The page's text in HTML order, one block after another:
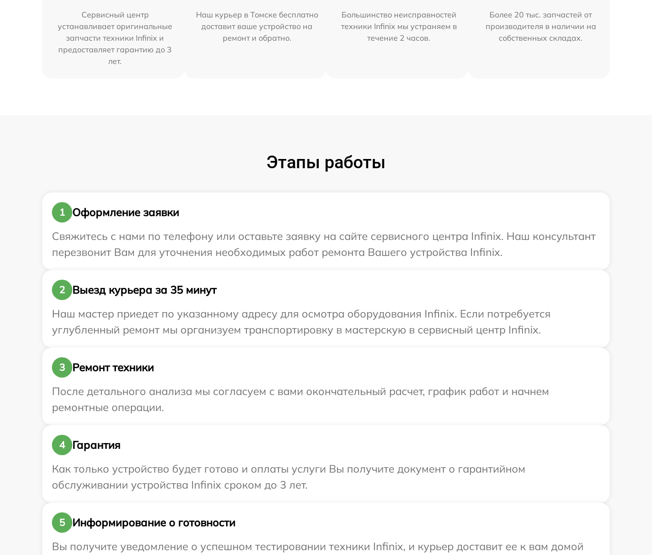
Сервисный центр
устанавливает оригинальные
запчасти техники Infinix и
предоставляет гарантию до 3
лет.
Наш курьер в Томске бесплатно
доставит ваше устройство на
ремонт и обратно.
Большинство неисправностей
техники Infinix мы устраняем в
течение 2 часов.
Более 20 тыс. запчастей от
производителя в наличии на
собственных складах.
Этапы работы
1
Оформление заявки
Свяжитесь с нами по телефону или оставьте заявку на сайте сервисного центра Infinix. Наш консультант
перезвонит Вам для уточнения необходимых работ ремонта Вашего устройства Infinix.
2
Выезд курьера за 35 минут
Наш мастер приедет по указанному адресу для осмотра оборудования Infinix. Если потребуется
углубленный ремонт мы организуем транспортировку в мастерскую в сервисный центр Infinix.
3
Ремонт техники
После детального анализа мы согласуем с вами окончательный расчет, график работ и начнем
ремонтные операции.
4
Гарантия
Как только устройство будет готово и оплаты услуги Вы получите документ о гарантийном
обслуживании устройства Infinix сроком до 3 лет.
5
Информирование о готовности
Вы получите уведомление о успешном тестировании техники Infinix, и курьер доставит ее к вам домой